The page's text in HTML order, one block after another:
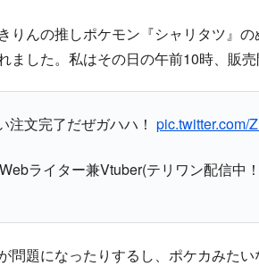
りんの推しポケモン『シャリタツ』
ました。私はその日の午前10時、販売
注文完了だぜガハハ！ pic.twitter.com/
ライター兼Vtuber(テリワン配信中
問題になったりするし、ポケカみた